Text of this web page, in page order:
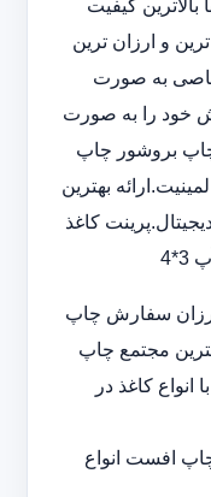
عرض 3.2 مترو 5 متر با بالاترین کیفیت
و ارزان ترین
به صورت
خود را به صورت
بروشور چاپ
بهترین
کاغذ
سفارش چاپ
مجتمع چاپ
کاغذ در
افست انواع